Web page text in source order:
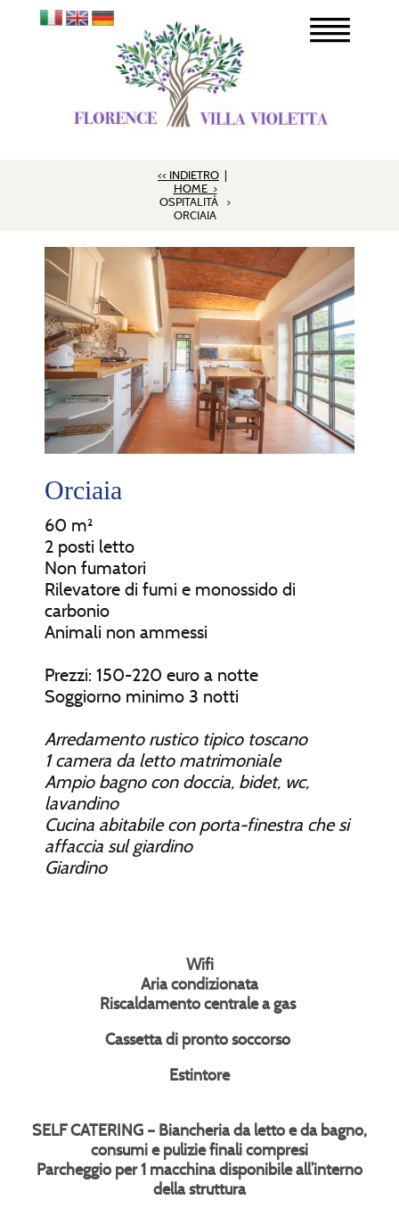
<< INDIETRO
HOME >
OSPITALITÀ >
ORCIAIA
Orciaia
60 m²
2 posti letto
Non fumatori
Rilevatore di fumi e monossido di
carbonio
Animali non ammessi
Prezzi: 150-220 euro a notte
Soggiorno minimo 3 notti
Arredamento rustico tipico toscano
1 camera da letto matrimoniale
Ampio bagno con doccia, bidet, wc,
lavandino
Cucina abitabile con porta-finestra che si
affaccia sul giardino
Giardino
Wifi
Aria condizionata
Riscaldamento centrale a gas
Cassetta di pronto soccorso
Estintore
SELF CATERING – Biancheria da letto e da bagno,
consumi e pulizie finali compresi
Parcheggio per 1 macchina disponibile all’interno
della struttura